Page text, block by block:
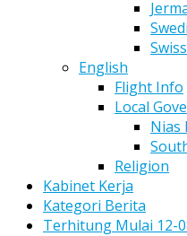
Swiss
English
Flight Info
Local
Nias
Religion
Kabinet Kerja
Kategori Berita
Terhitung Mulai 12-